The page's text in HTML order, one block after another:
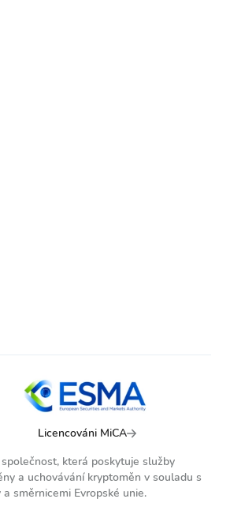
Licencováni MiCA
která poskytuje služby
a uchovávání kryptoměn v souladu s
směrnicemi Evropské unie.